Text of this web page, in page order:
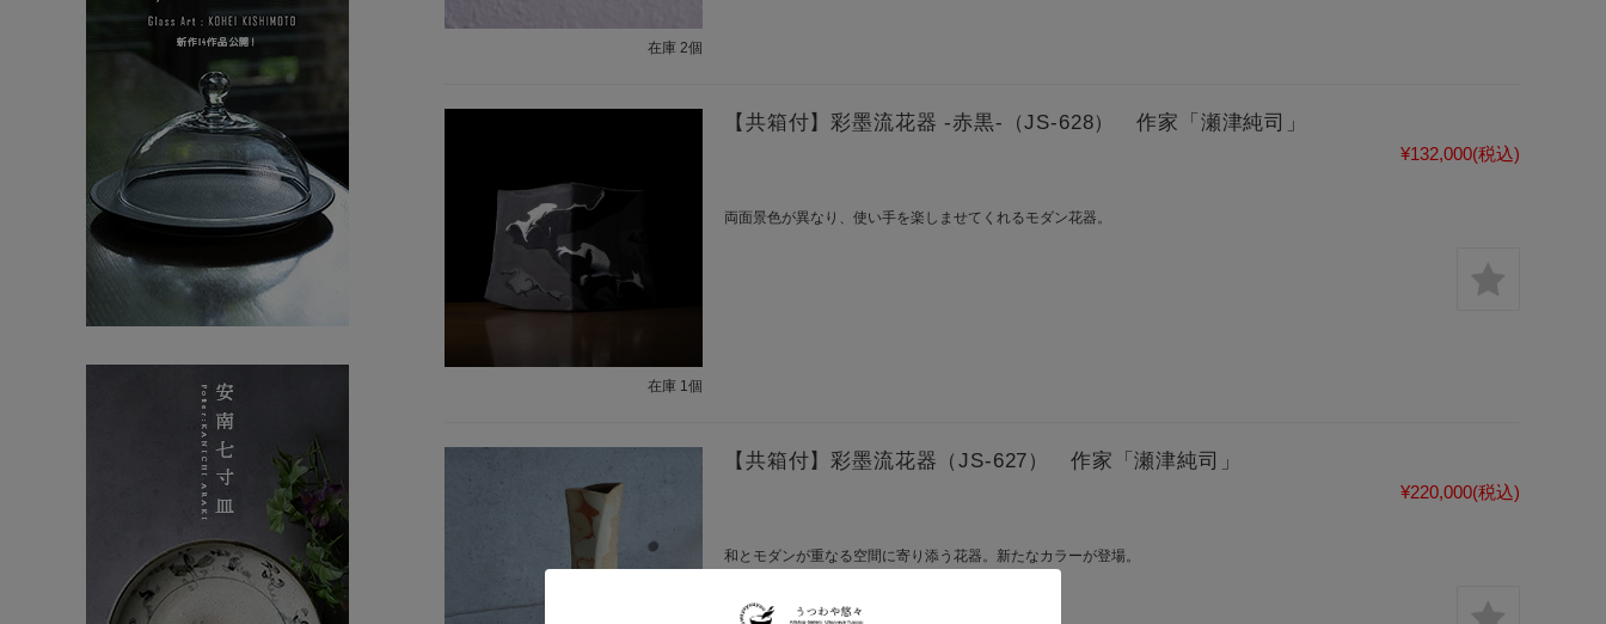
在庫 2個
在庫 1個
【共箱付】彩墨流花器 -赤黒-（JS-628） 作家「瀬津純司」
¥132,000(税込)
両面景色が異なり、使い手を楽しませてくれるモダン花器。
【共箱付】彩墨流花器（JS-627） 作家「瀬津純司」
¥220,000(税込)
和とモダンが重なる空間に寄り添う花器。新たなカラーが登場。